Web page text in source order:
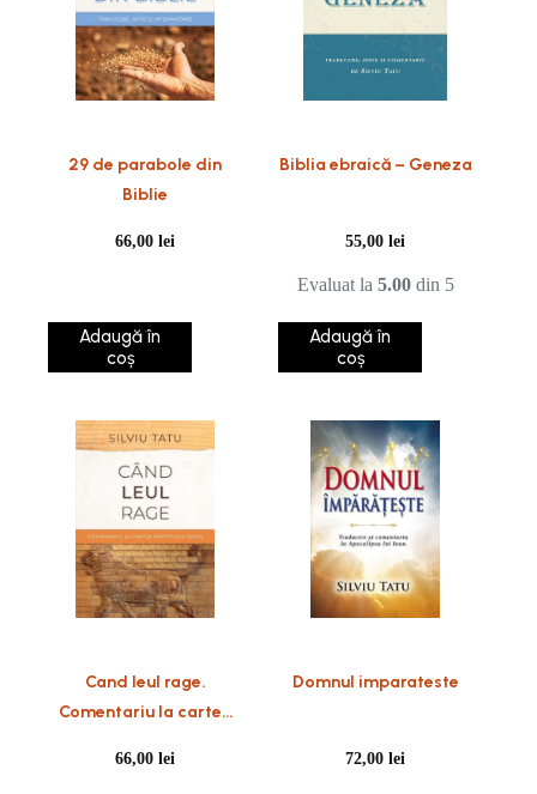
29 de parabole din
Biblie
66,00lei
Adaugă în
coș
Biblia ebraică – Geneza
55,00lei
Evaluat la 5.00din 5
Adaugă în
coș
Cand leul rage.
Comentariu la cartea
66,00lei
Domnul imparateste
72,00lei